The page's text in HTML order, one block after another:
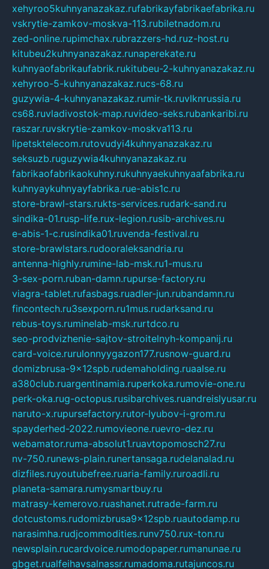
xehyroo5kuhnyanazakaz.rufabrikayfabrikaefabrika.ru
vskrytie-zamkov-moskva-113.rubiletnadom.ru
zed-online.rupimchax.rubrazzers-hd.ruz-host.ru
kitubeu2kuhnyanazakaz.runaperekate.ru
kuhnyaofabrikaufabrik.rukitubeu-2-kuhnyanazakaz.ru
xehyroo-5-kuhnyanazakaz.rucs-68.ru
guzywia-4-kuhnyanazakaz.rumir-tk.ruvlknrussia.ru
cs68.ruvladivostok-map.ruvideo-seks.rubankaribi.ru
raszar.ruvskrytie-zamkov-moskva113.ru
lipetsktelecom.rutovudyi4kuhnyanazakaz.ru
seksuzb.ruguzywia4kuhnyanazakaz.ru
fabrikaofabrikaokuhny.rukuhnyaekuhnyaafabrika.ru
kuhnyaykuhnyayfabrika.rue-abis1c.ru
store-brawl-stars.rukts-services.rudark-sand.ru
sindika-01.rusp-life.rux-legion.rusib-archives.ru
e-abis-1-c.rusindika01.ruvenda-festival.ru
store-brawlstars.rudooraleksandria.ru
antenna-highly.rumine-lab-msk.ru1-mus.ru
3-sex-porn.ruban-damn.rupurse-factory.ru
viagra-tablet.rufasbags.ruadler-jun.rubandamn.ru
fincontech.ru3sexporn.ru1mus.rudarksand.ru
rebus-toys.ruminelab-msk.rurtdco.ru
seo-prodvizhenie-sajtov-stroitelnyh-kompanij.ru
card-voice.rurulonnyygazon177.rusnow-guard.ru
domizbrusa-9x12spb.rudemaholding.ruaalse.ru
a380club.ruargentinamia.ruperkoka.rumovie-one.ru
perk-oka.rug-octopus.rusibarchives.ruandreislyusar.ru
naruto-x.rupursefactory.rutor-lyubov-i-grom.ru
spayderhed-2022.rumovieone.ruevro-dez.ru
webamator.ruma-absolut1.ruavtopomosch27.ru
nv-750.runews-plain.runertansaga.rudelanalad.ru
dizfiles.ruyoutubefree.ruaria-family.ruroadli.ru
planeta-samara.rumysmartbuy.ru
matrasy-kemerovo.ruashanet.rutrade-farm.ru
dotcustoms.rudomizbrusa9x12spb.ruautodamp.ru
narasimha.rudjcommodities.runv750.rux-ton.ru
newsplain.rucardvoice.rumodopaper.rumanunae.ru
gbget.rualfeihavsalnassr.rumadoma.rutajuncos.ru